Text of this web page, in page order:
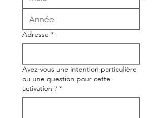
Adresse *
Avez-vous une intention particulière
ou une question pour cette
activation ? *